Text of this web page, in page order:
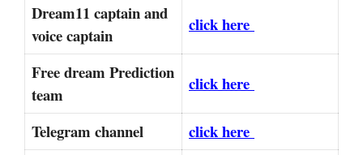
Dream11 captain and
voice captain
click here
Free dream Prediction
team
click here
Telegram channel
click here